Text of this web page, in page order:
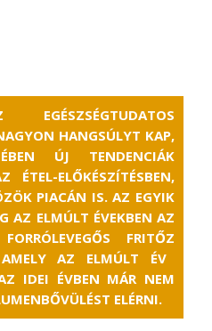
EGÉSZSÉGTUDATOS
HANGSÚLYT KAP,
EN ÚJ TENDENCIÁK
ÉTEL-ELŐKÉSZÍTÉSBEN,
PIACÁN IS.AZ EGYIK
AZ ELMÚLT ÉVEKBEN AZ
FRITŐZ
AMELY AZ ELMÚLT ÉV
IDEI ÉVBEN MÁR NEM
ELÉRNI.